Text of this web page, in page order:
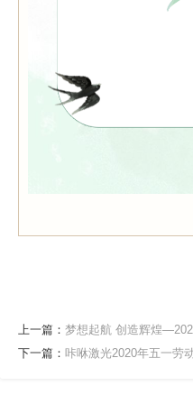
上一篇： 梦想起航 创造辉煌
下一篇： 咔咻激光2020年五一劳